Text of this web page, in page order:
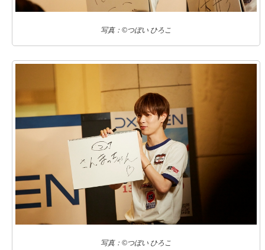
写真：©つぼい ひろこ
写真：©つぼい ひろこ